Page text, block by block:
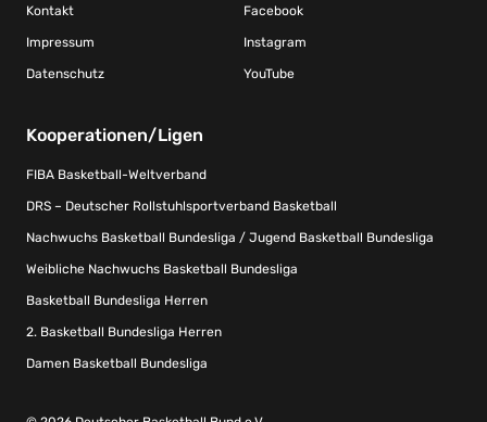
Kontakt
Impressum
Datenschutz
Facebook
Instagram
YouTube
Kooperationen/Ligen
FIBA Basketball-Weltverband
DRS – Deutscher Rollstuhlsportverband Basketball
Nachwuchs Basketball Bundesliga / Jugend Basketball Bundesliga
Weibliche Nachwuchs Basketball Bundesliga
Basketball Bundesliga Herren
2. Basketball Bundesliga Herren
Damen Basketball Bundesliga